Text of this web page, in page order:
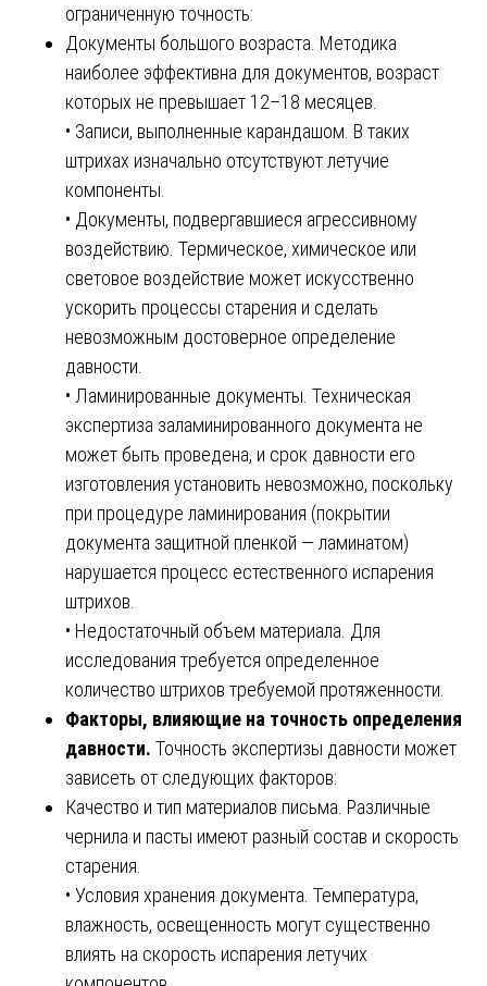
ограниченную точность:
Документы большого возраста. Методика
наиболее эффективна для документов, возраст
которых не превышает 12–18 месяцев.
• Записи, выполненные карандашом. В таких
штрихах изначально отсутствуют летучие
компоненты.
• Документы, подвергавшиеся агрессивному
воздействию. Термическое, химическое или
световое воздействие может искусственно
ускорить процессы старения и сделать
невозможным достоверное определение
давности.
• Ламинированные документы. Техническая
экспертиза заламинированного документа не
может быть проведена, и срок давности его
изготовления установить невозможно, поскольку
при процедуре ламинирования (покрытии
документа защитной пленкой — ламинатом)
нарушается процесс естественного испарения
штрихов.
• Недостаточный объем материала. Для
исследования требуется определенное
количество штрихов требуемой протяженности.
Факторы, влияющие на точность определения
давности. Точность экспертизы давности может
зависеть от следующих факторов:
Качество и тип материалов письма. Различные
чернила и пасты имеют разный состав и скорость
старения.
• Условия хранения документа. Температура,
влажность, освещенность могут существенно
влиять на скорость испарения летучих